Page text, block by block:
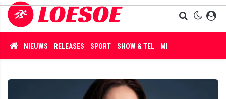
NIEUWS RELEASES SPORT SHOW & TEL MISDAAD